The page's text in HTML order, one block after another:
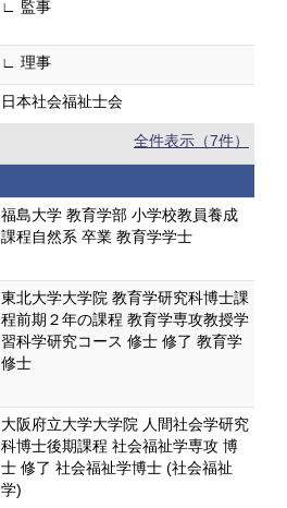
∟ 監事
∟ 理事
日本社会福祉士会
全件表示（7件）
福島大学 教育学部 小学校教員養成
課程自然系 卒業 教育学学士
東北大学大学院 教育学研究科博士課
程前期２年の課程 教育学専攻教授学
習科学研究コース 修士 修了 教育学
修士
大阪府立大学大学院 人間社会学研究
科博士後期課程 社会福祉学専攻 博
士 修了 社会福祉学博士 (社会福祉
学)